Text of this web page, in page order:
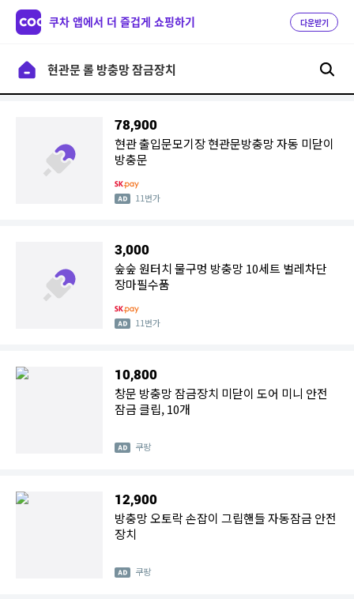
쿠차 앱에서 더 즐겁게 쇼핑하기 다운받기
78,900
현관 출입문모기장 현관문방충망 자동 미닫이
방충문
11번가
3,000
숲숲 원터치 물구멍 방충망 10세트 벌레차단
장마필수품
11번가
10,800
창문 방충망 잠금장치 미닫이 도어 미니 안전
잠금 클립, 10개
쿠팡
12,900
방충망 오토락 손잡이 그립핸들 자동잠금 안전
장치
쿠팡